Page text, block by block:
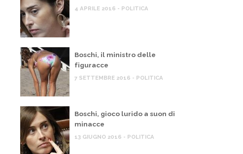
4 APRILE 2016 - POLITICA
Boschi, il ministro delle
figuracce
7 SETTEMBRE 2016 - POLITICA
Boschi, gioco lurido a suon di
minacce
13 GIUGNO 2016 - POLITICA